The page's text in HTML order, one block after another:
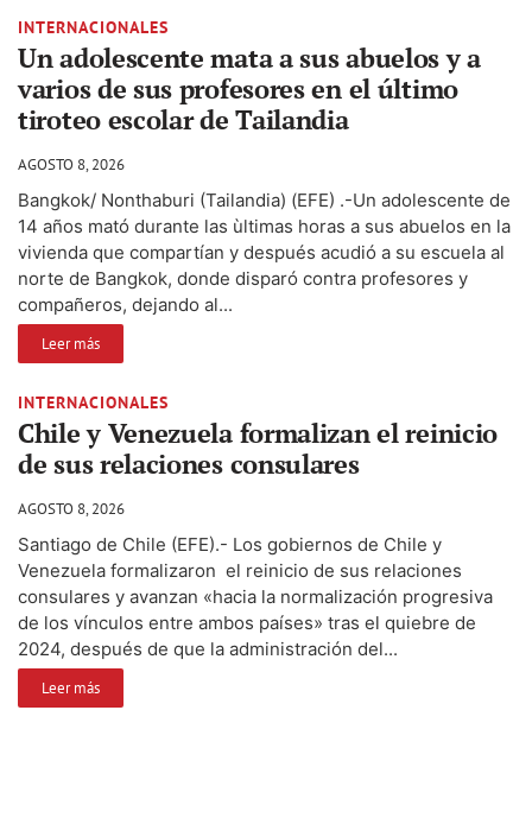
INTERNACIONALES
Un adolescente mata a sus abuelos y a
varios de sus profesores en el último
tiroteo escolar de Tailandia
AGOSTO 8, 2026
Bangkok/ Nonthaburi (Tailandia) (EFE) .-Un adolescente de
14 años mató durante las ùltimas horas a sus abuelos en la
vivienda que compartían y después acudió a su escuela al
norte de Bangkok, donde disparó contra profesores y
compañeros, dejando al...
Leer más
INTERNACIONALES
Chile y Venezuela formalizan el reinicio
de sus relaciones consulares
AGOSTO 8, 2026
Santiago de Chile (EFE).- Los gobiernos de Chile y
Venezuela formalizaron el reinicio de sus relaciones
consulares y avanzan «hacia la normalización progresiva
de los vínculos entre ambos países» tras el quiebre de
2024, después de que la administración del...
Leer más